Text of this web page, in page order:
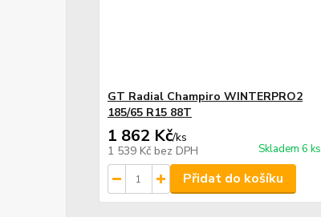
GT Radial Champiro WINTERPRO2
185/65 R15 88T
1 862 Kč/ks
1 539 Kč bez DPH Skladem 6 ks
Přidat do košíku